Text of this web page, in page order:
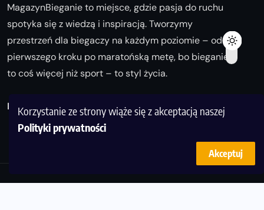
Korzystanie ze strony wiąże się z akceptacją naszej
Polityki prywatności
Akceptuj
MagazynBieganie to miejsce, gdzie pasja do ruchu
spotyka się z wiedzą i inspiracją. Tworzymy
przestrzeń dla biegaczy na każdym poziomie – od
pierwszego kroku po maratońską metę, bo bieganie
to coś więcej niż sport – to styl życia.
Biegaj z nami i odkrywaj swoją najlepszą wersję!